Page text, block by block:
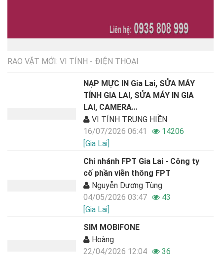
RAO VẶT MỚI: VI TÍNH - ĐIỆN THOẠI
NẠP MỰC IN Gia Lai, SỬA MÁY
TÍNH GIA LAI, SỬA MÁY IN GIA
LAI, CAMERA...
VI TÍNH TRUNG HIỀN
16/07/2026 06:41
14206
[Gia Lai]
Chi nhánh FPT Gia Lai - Công ty
cố phần viễn thông FPT
Nguyễn Dương Tùng
04/05/2026 03:47
43
[Gia Lai]
SIM MOBIFONE
Hoàng
22/04/2026 12:04
36